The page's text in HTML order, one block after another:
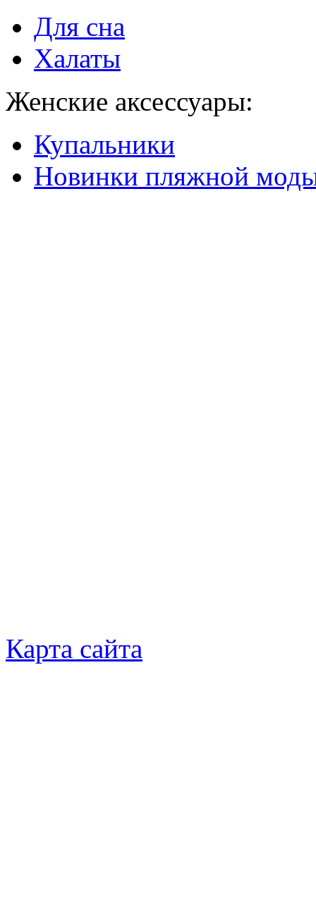
Для сна
Халаты
Женские аксессуары:
Купальники
Новинки пляжной
Карта сайта